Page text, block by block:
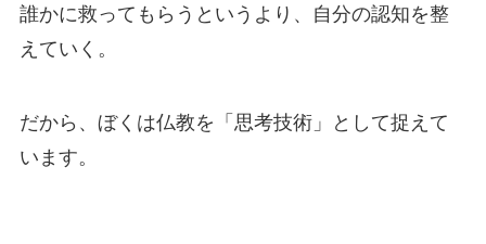
誰かに救ってもらうというより、自分の認知を整
えていく。
だから、ぼくは仏教を「思考技術」として捉えて
います。